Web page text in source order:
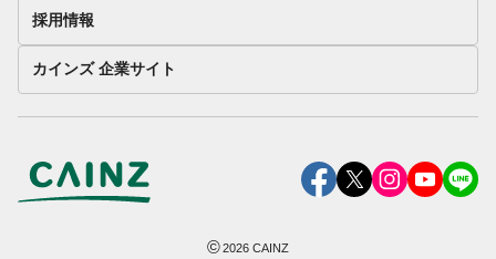
採用情報
カインズ 企業サイト
©2026 CAINZ